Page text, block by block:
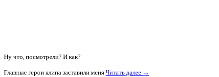
Ну что, посмотрели? И как?
Главные герои клипа заставили меня Читать далее →